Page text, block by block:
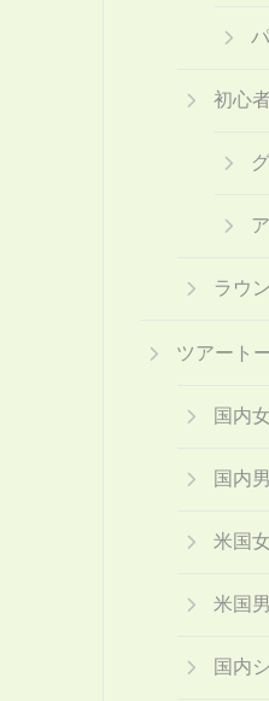
初心
ラウ
ツアート
国内
国内
米国
米国
国内